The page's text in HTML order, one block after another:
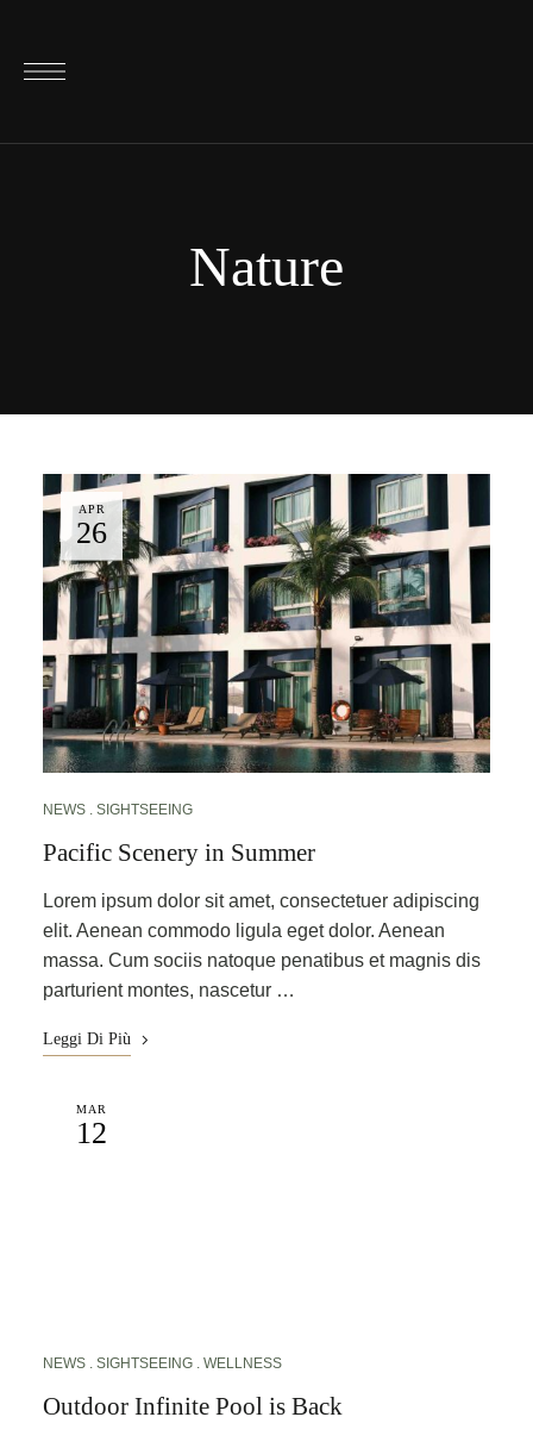
Nature
APR
26
NEWS SIGHTSEEING
Pacific Scenery in Summer
Lorem ipsum dolor sit amet, consectetuer adipiscing
elit. Aenean commodo ligula eget dolor. Aenean
massa. Cum sociis natoque penatibus et magnis dis
parturient montes, nascetur …
Leggi Di Più
MAR
12
NEWS SIGHTSEEING WELLNESS
Outdoor Infinite Pool is Back